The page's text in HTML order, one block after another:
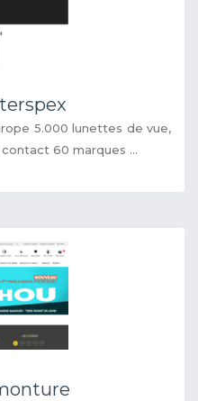
5.000 lunettes de vue,
60 marques ...